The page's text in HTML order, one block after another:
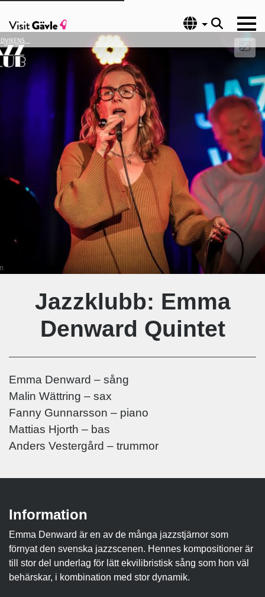
Språk
Jazzklubb: Emma
Denward Quintet
Emma Denward – sång
Malin Wättring – sax
Fanny Gunnarsson – piano
Mattias Hjorth – bas
Anders Vestergård – trummor
Information
Emma Denward är en av de många jazzstjärnor som
förnyat den svenska jazzscenen. Hennes kompositioner är
till stor del underlag för lätt ekvilibristisk sång som hon väl
behärskar, i kombination med stor dynamik.